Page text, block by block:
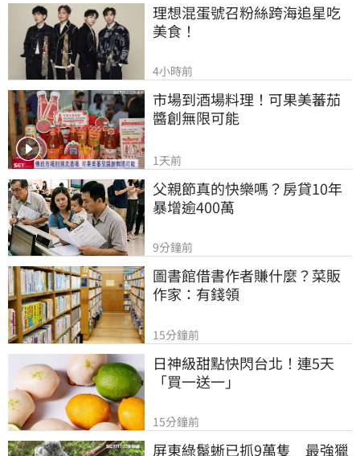
理想混蛋號召粉絲跨海追星吃
美食！
4小時前
市場到酒場料理！可果美蕃茄
醬創無限可能
1天前
父親節真的快樂嗎？房貸10年
暴增逾400萬
9分鐘前
圖書館借書作者賺什麼？菜販
作家：有錢領
15分鐘前
日神級甜點快閃台北！連5天
「買一送一」
15分鐘前
屏東綠鬣蜥已抓9萬隻　最強獵